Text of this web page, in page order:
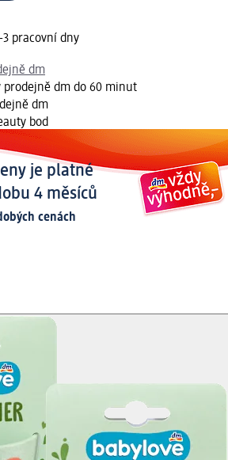
3 pracovní dny
dm
prodejně dm do 60 minut
dm
bod
je platné
4 měsíců
cenách